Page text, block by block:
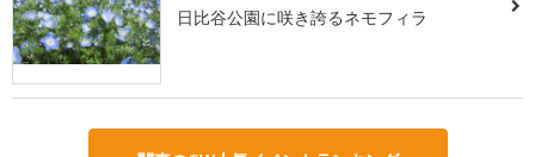
日比谷公園に咲き誇るネモフィラ